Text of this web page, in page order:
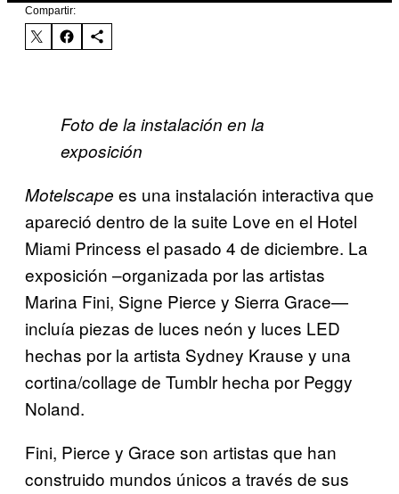
Compartir:
Foto de la instalación en la
exposición
Motelscape es una instalación interactiva que
apareció dentro de la suite Love en el Hotel
Miami Princess el pasado 4 de diciembre. La
exposición –organizada por las artistas
Marina Fini, Signe Pierce y Sierra Grace—
incluía piezas de luces neón y luces LED
hechas por la artista Sydney Krause y una
cortina/collage de Tumblr hecha por Peggy
Noland.
Fini, Pierce y Grace son artistas que han
construido mundos únicos a través de sus